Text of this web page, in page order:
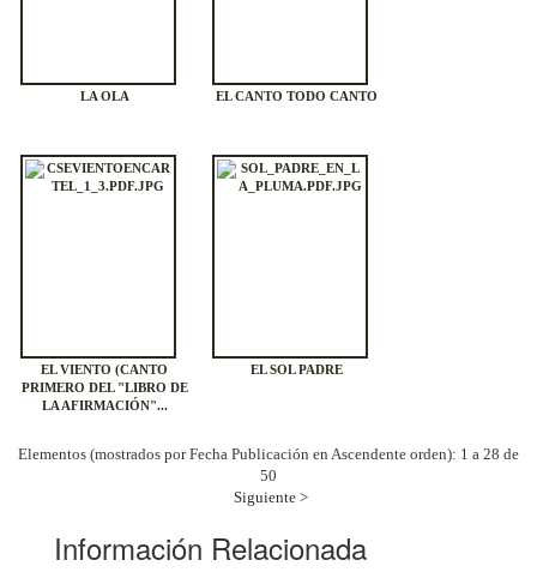
LA OLA EL CANTO TODO CANTO
EL VIENTO (CANTO
PRIMERO DEL "LIBRO DE
LA AFIRMACIÓN"...
EL SOL PADRE
Elementos (mostrados por Fecha Publicación en Ascendente orden): 1 a 28 de
50
Siguiente >
Información Relacionada